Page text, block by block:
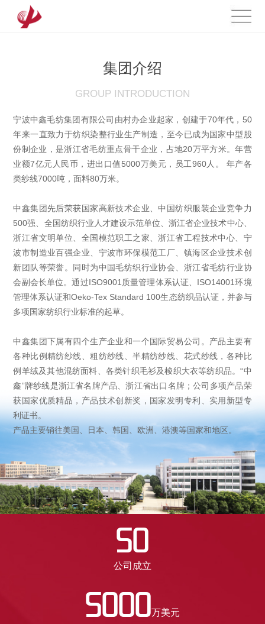
集团介绍
GROUP INTRODUCTION
宁波中鑫毛纺集团有限公司由村办企业起家，创建于70年代，50
年来一直致力于纺织染整行业生产制造，至今已成为国家中型股
份制企业，是浙江省毛纺重点骨干企业，占地20万平方米。年营
业额7亿元人民币，进出口值5000万美元，员工960人。 年产各
类纱线7000吨，面料80万米。
中鑫集团先后荣获国家高新技术企业、中国纺织服装企业竞争力
500强、全国纺织行业人才建设示范单位、浙江省企业技术中心、
浙江省文明单位、全国模范职工之家、浙江省工程技术中心、宁
波市制造业百强企业、宁波市环保模范工厂、镇海区企业技术创
新团队等荣誉。同时为中国毛纺织行业协会、浙江省毛纺行业协
会副会长单位。通过ISO9001质量管理体系认证、ISO14001环境
管理体系认证和Oeko-Tex Standard 100生态纺织品认证，并参与
多项国家纺织行业标准的起草。
中鑫集团下属有四个生产企业和一个国际贸易公司。产品主要有
各种比例精纺纱线、粗纺纱线、半精纺纱线、花式纱线，各种比
例羊绒及其他混纺面料、各类针织毛衫及梭织大衣等纺织品。“中
鑫”牌纱线是浙江省名牌产品、浙江省出口名牌；公司多项产品荣
获国家优质精品，产品技术创新奖，国家发明专利、实用新型专
利证书。
产品主要销往美国、日本、韩国、欧洲、港澳等国家和地区。
50
公司成立
5000万美元